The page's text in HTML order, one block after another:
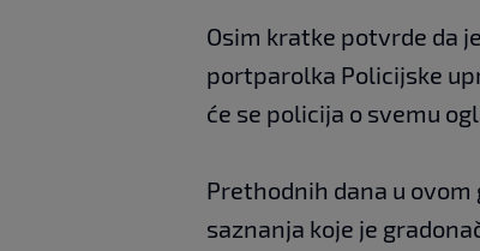
Osim kratke potvrde da
portparolka Policijske
će se policija o svemu
Prethodnih dana u
saznanja koje je